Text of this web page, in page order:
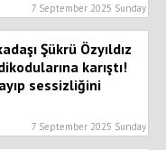
7 September 2025 Sunday
Şükrü Özyıldız
karıştı!
sessizliğini
7 September 2025 Sunday